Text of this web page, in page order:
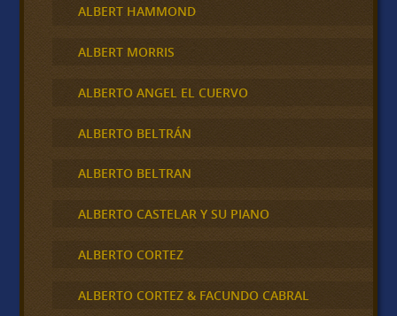
ALBERT HAMMOND
ALBERT MORRIS
ALBERTO ANGEL EL CUERVO
ALBERTO BELTRÁN
ALBERTO BELTRAN
ALBERTO CASTELAR Y SU PIANO
ALBERTO CORTEZ
ALBERTO CORTEZ & FACUNDO CABRAL